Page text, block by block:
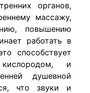
органов,
массажу,
повышению
работать в
способствует
и
душевной
что звуки и